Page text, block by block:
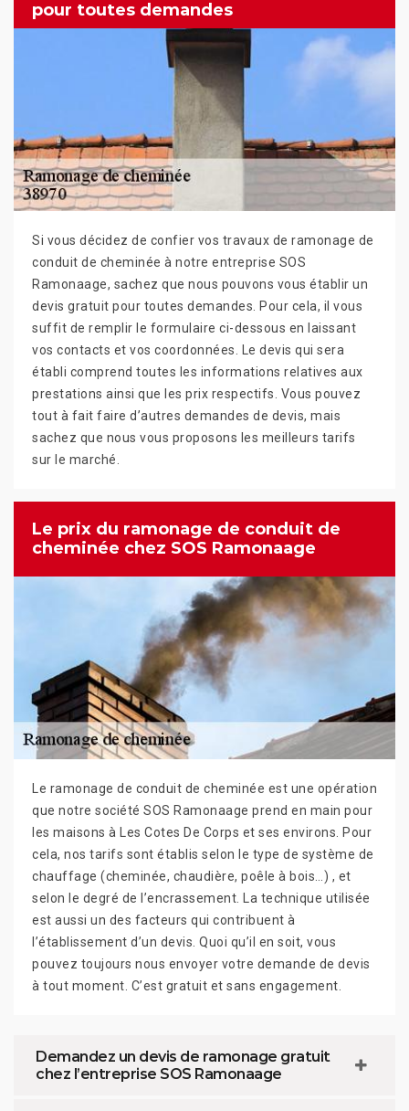
pour toutes demandes
Si vous décidez de confier vos travaux de ramonage de
conduit de cheminée à notre entreprise SOS
Ramonaage, sachez que nous pouvons vous établir un
devis gratuit pour toutes demandes. Pour cela, il vous
suffit de remplir le formulaire ci-dessous en laissant
vos contacts et vos coordonnées. Le devis qui sera
établi comprend toutes les informations relatives aux
prestations ainsi que les prix respectifs. Vous pouvez
tout à fait faire d’autres demandes de devis, mais
sachez que nous vous proposons les meilleurs tarifs
sur le marché.
Le prix du ramonage de conduit de
cheminée chez SOS Ramonaage
Le ramonage de conduit de cheminée est une opération
que notre société SOS Ramonaage prend en main pour
les maisons à Les Cotes De Corps et ses environs. Pour
cela, nos tarifs sont établis selon le type de système de
chauffage (cheminée, chaudière, poêle à bois…) , et
selon le degré de l’encrassement. La technique utilisée
est aussi un des facteurs qui contribuent à
l’établissement d’un devis. Quoi qu’il en soit, vous
pouvez toujours nous envoyer votre demande de devis
à tout moment. C’est gratuit et sans engagement.
Demandez un devis de ramonage gratuit
chez l’entreprise SOS Ramonaage